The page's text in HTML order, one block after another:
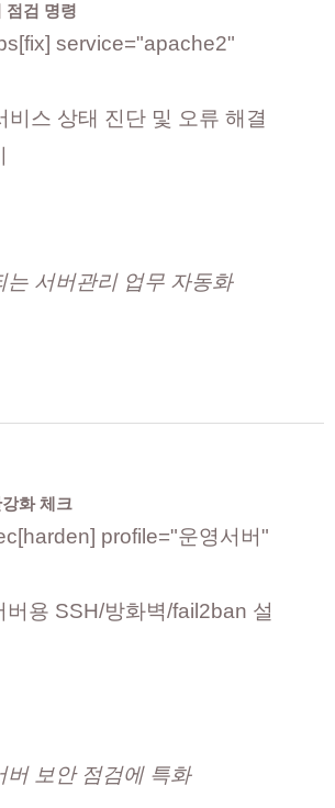
검 명령
service="apache2"
비스 상태 진단 및 오류 해결
는 서버관리 업무 자동화
화 체크
profile="운영서버"
버용 SSH/방화벽/fail2ban 설
버 보안 점검에 특화